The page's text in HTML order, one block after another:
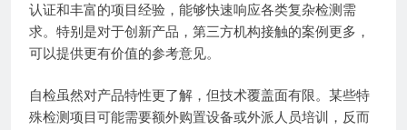
认证和丰富的项目经验，能够快速响应各类复杂检测需
求。特别是对于创新产品，第三方机构接触的案例更多，
可以提供更有价值的参考意见。
自检虽然对产品特性更了解，但技术覆盖面有限。某些特
殊检测项目可能需要额外购置设备或外派人员培训，反而